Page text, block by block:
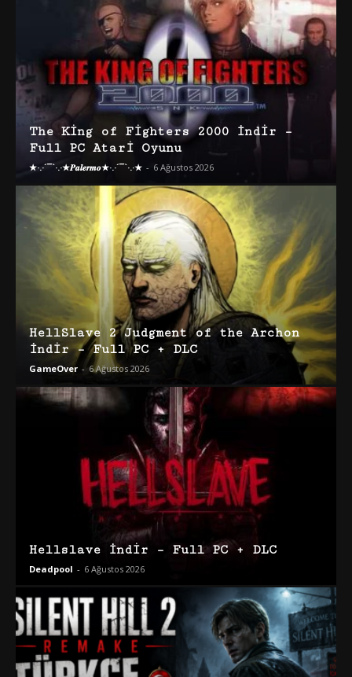
The King of Fighters 2000 İndir –
Full PC Atari Oyunu
★·.·´¯`·.·★𝑷𝒂𝒍𝒆𝒓𝒎𝒐★·.·´¯`·.·★ - 6 Ağustos 2026
HellSlave 2 Judgment of the Archon
İndir – Full PC + DLC
GameOver - 6 Ağustos 2026
Hellslave İndir – Full PC + DLC
Deadpool - 6 Ağustos 2026